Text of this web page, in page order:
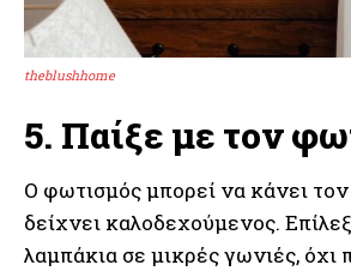
theblushhome
5. Παίξε με τον
Ο φωτισμός μπορεί να κάνει
δείχνει καλοδεχούμενος.
λαμπάκια σε μικρές γωνιές, όχι